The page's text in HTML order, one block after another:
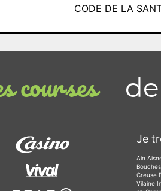
CODE DE LA
courses
Je
Ain
Creuse
Vilaine